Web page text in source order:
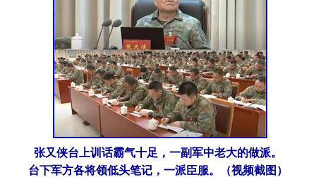
张又侠台上训话霸气十足，一副军中老大的做派。
台下军方各将领低头笔记，一派臣服。（视频截图）